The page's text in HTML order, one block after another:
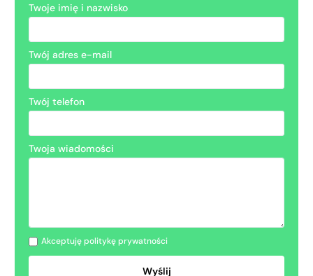
Twoje imię i nazwisko
Twój adres e-mail
Twój telefon
Twoja wiadomości
Akceptuję politykę prywatności